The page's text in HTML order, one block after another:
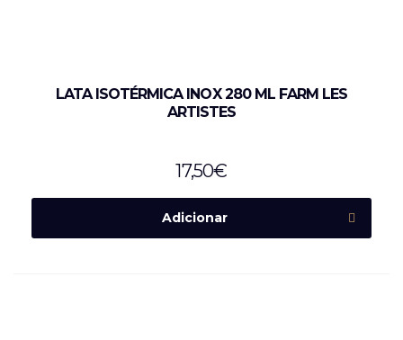
LATA ISOTÉRMICA INOX 280 ML FARM LES
ARTISTES
17,50€
Adicionar